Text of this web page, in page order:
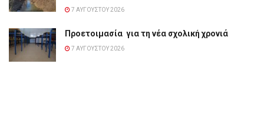
7 ΑΥΓΟΎΣΤΟΥ 2026
Προετοιμασία για τη νέα σχολική χρονιά
7 ΑΥΓΟΎΣΤΟΥ 2026